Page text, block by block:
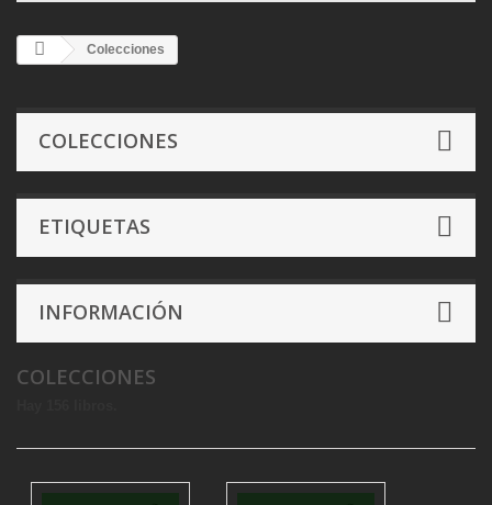
Colecciones
COLECCIONES
ETIQUETAS
INFORMACIÓN
COLECCIONES